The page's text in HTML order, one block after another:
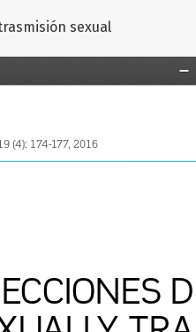
del artículo
sexual